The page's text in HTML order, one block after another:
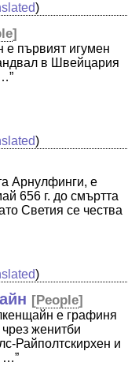
)
]
е първият игумен
в Швейцария
)
Арнулфинги, е
656 г. до смъртта
Светия се чества
)
[People]
е графиня
женитби
Райполтскирхен и
…”